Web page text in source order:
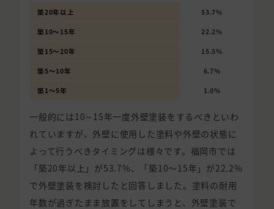
築20年以上 53.7%
築10〜15年 22.2%
築15〜20年 15.5%
築5〜10年 6.7%
築1〜5年 1.0%
一般的には10∼15年一度外壁塗装をするべきといわ
れていますが、外壁に使用した塗料や外壁の状態に
よって行うべきタイミングは様々です。福岡市では
「築20年以上」が53.7%、「築10〜15年」が22.2%
で外壁塗装を検討したと回答しました。塗料の耐用
年数が過ぎたまま放置をしてしまうと、外壁塗装で